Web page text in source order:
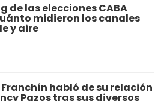
de las elecciones CABA
midieron los canales
y aire
habló de su relación
Pazos tras sus diversos